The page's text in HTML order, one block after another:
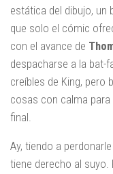
estática del dibujo, un
que solo el cómic
con el avance de
despacharse a la bat-
creíbles de King, pero
cosas con calma para
final.
Ay, tiendo a
tiene derecho al suyo.